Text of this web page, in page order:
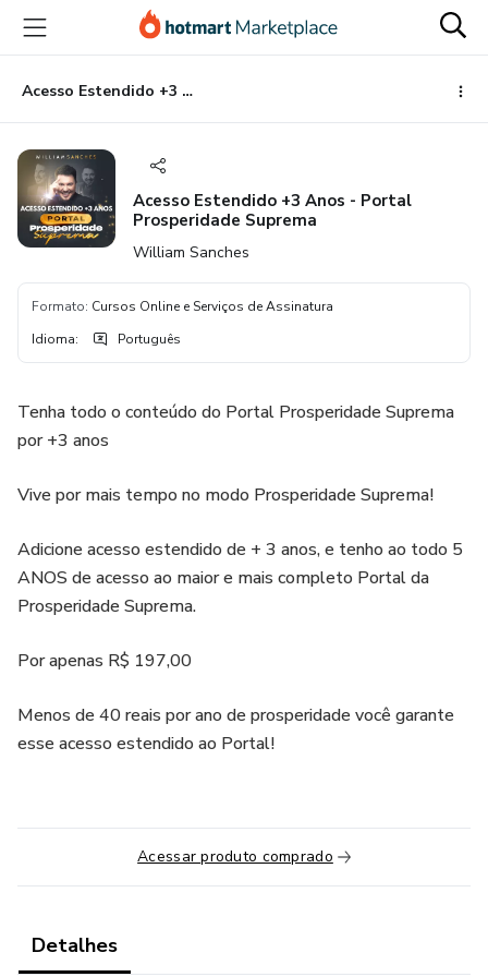
para
conteúdo
principal
para
pagamento
para
rodapé
Acesso Estendido +3 Anos - Portal Prosperidade Suprema
Acesso Estendido +3 Anos - Portal
Prosperidade Suprema
William Sanches
Formato: Cursos Online e Serviços de Assinatura
Idioma: Português
Tenha todo o conteúdo do Portal Prosperidade Suprema
por +3 anos
Vive por mais tempo no modo Prosperidade Suprema!
Adicione acesso estendido de + 3 anos, e tenho ao todo 5
ANOS de acesso ao maior e mais completo Portal da
Prosperidade Suprema.
Por apenas R$ 197,00
Menos de 40 reais por ano de prosperidade você garante
esse acesso estendido ao Portal!
Acessar produto comprado
Detalhes